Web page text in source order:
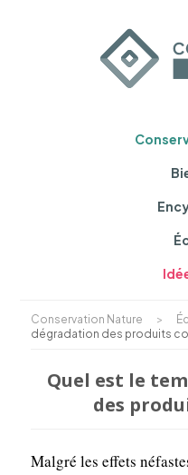
Conservation Nature >
dégradation des produits
Quel est le
des
Malgré les effets